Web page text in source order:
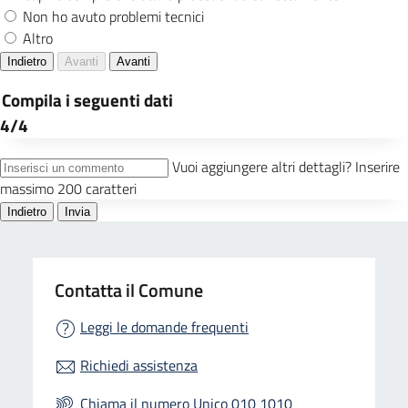
Contatta il Comune
Leggi le domande frequenti
Richiedi assistenza
Chiama il numero Unico 010 1010